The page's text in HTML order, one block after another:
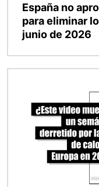
España no
para eliminar
junio de 2026